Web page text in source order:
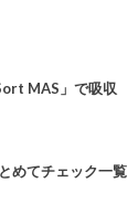
MAS」で吸収
めてチェック一覧